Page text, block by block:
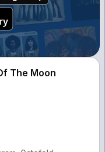
The Moon